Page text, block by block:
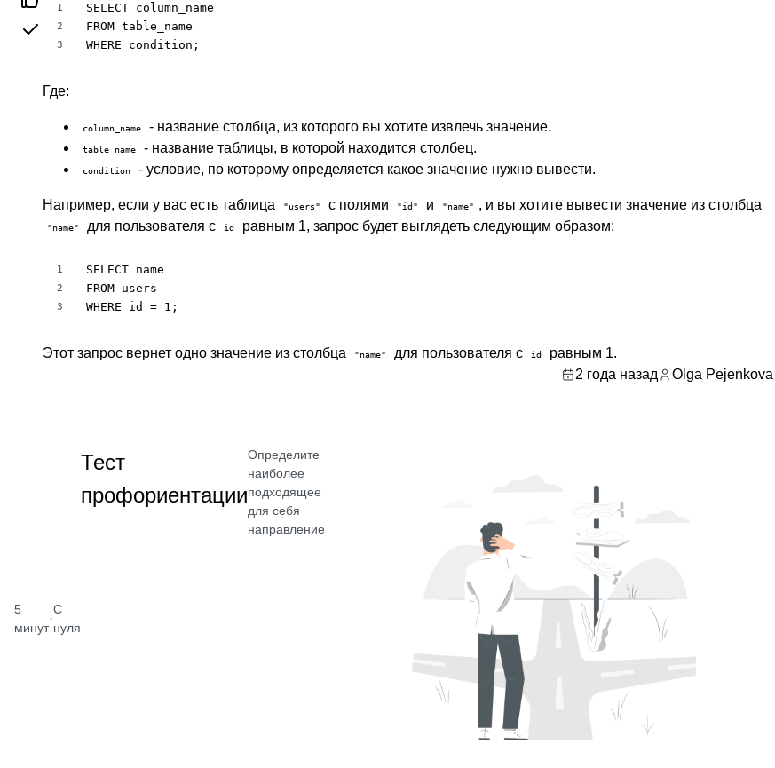
1
2
3
SELECT column_name
FROM table_name
WHERE condition;
Где:
column_name - название столбца, из которого вы хотите извлечь значение.
table_name - название таблицы, в которой находится столбец.
condition - условие, по которому определяется какое значение нужно вывести.
Например, если у вас есть таблица "users" с полями "id" и "name" , и вы хотите вывести значение из столбца
"name" для пользователя с id равным 1, запрос будет выглядеть следующим образом:
1
2
3
SELECT name
FROM users
WHERE id = 1;
Этот запрос вернет одно значение из столбца "name" для пользователя с id
равным 1.
2 года назад
Olga Pejenkova
5
минут
·
С
нуля
Тест
профориентации
Определите
наиболее
подходящее
для себя
направление